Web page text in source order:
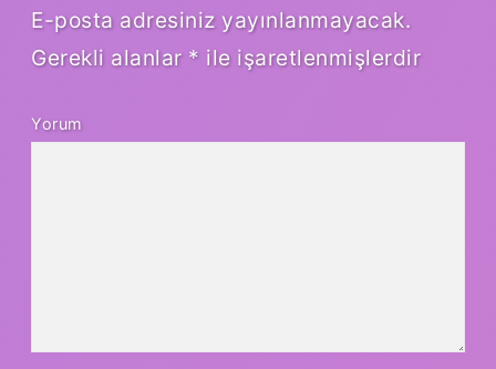
E-posta adresiniz yayınlanmayacak.
Gerekli alanlar * ile işaretlenmişlerdir
Yorum